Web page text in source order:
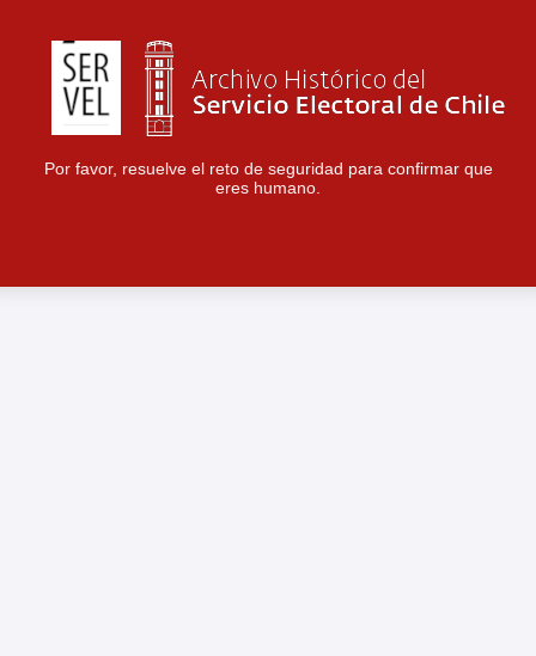
Por favor, resuelve el reto de seguridad para confirmar que
eres humano.